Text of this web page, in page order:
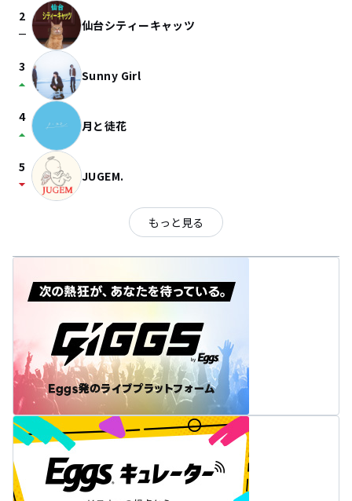
2
check_indeterminate_small 仙台シティーキャッツ
3
arrow_drop_up Sunny Girl
4
arrow_drop_up 月と徒花
5
arrow_drop_down JUGEM.
もっと見る